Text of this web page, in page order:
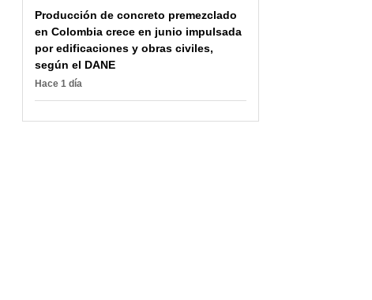
Producción de concreto premezclado
en Colombia crece en junio impulsada
por edificaciones y obras civiles,
según el DANE
Hace 1 día